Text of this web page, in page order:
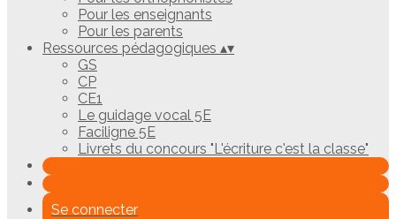
Pour les enseignants
Pour les parents
Ressources pédagogiques ▴▾
GS
CP
CE1
Le guidage vocal 5E
Faciligne 5E
Livrets du concours "L'écriture c'est la classe"
Se connecter